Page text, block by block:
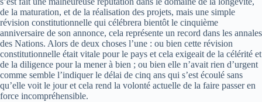
de la maturation, et de la réalisation des projets, mais une simple
révision constitutionnelle qui célébrera bientôt le cinquième
anniversaire de son annonce, cela représente un record dans les annales
des Nations. Alors de deux choses l’une : ou bien cette révision
constitutionnelle était vitale pour le pays et cela exigeait de la célérité et
de la diligence pour la mener à bien ; ou bien elle n’avait rien d’urgent
comme semble l’indiquer le délai de cinq ans qui s’est écoulé sans
qu’elle voit le jour et cela rend la volonté actuelle de la faire passer en
force incompréhensible.